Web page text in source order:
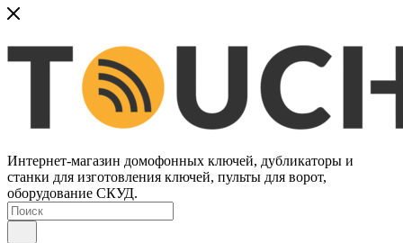
Интернет-магазин домофонных ключей, дубликаторы и
станки для изготовления ключей, пульты для ворот,
оборудование СКУД.